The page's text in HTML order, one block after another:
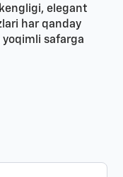
elegant
har qanday
safarga